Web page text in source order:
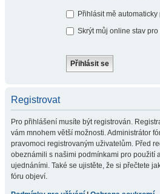
Přihlásit mě
Skrýt můj online stav
Registrovat
Pro přihlášení musíte být registrován.
vám mnohem větší možnosti. Administrátor
pravomoci registrovaným uživatelům. Před
obeznámili s našimi podmínkami pro použití
ujednáními. Také se ujistěte, že si přečtete
fóru objeví.